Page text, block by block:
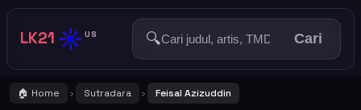
LK21 ☀️ US 🔍 Cari
🏠 Home › Sutradara › Feisal Azizuddin